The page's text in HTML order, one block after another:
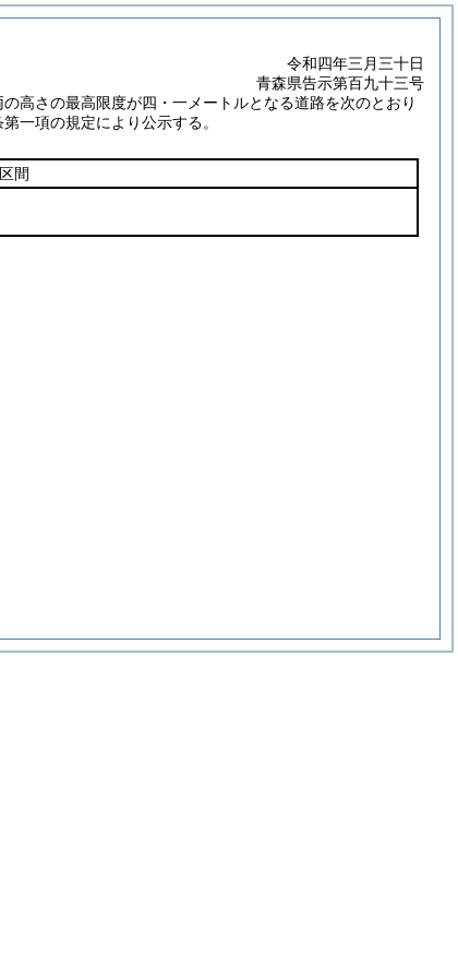
令和四年三月三十日
青森県告示第百九十三号
高さの最高限度が四・一メートルとなる道路を次のとおり
一項の規定により公示する。
区間